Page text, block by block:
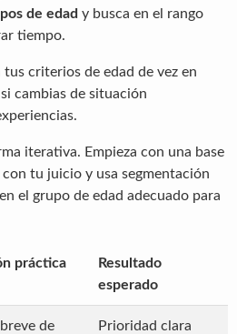
de edad y busca en el rango
tiempo.
tus criterios de edad de vez en
cambias de situación
iterativa. Empieza con una base
tu juicio y usa segmentación
el grupo de edad adecuado para
práctica
Resultado
esperado
de
Prioridad clara